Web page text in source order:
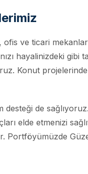
ve ticari
hayalinizdeki gibi
Konut
de
elde etmenizi
Portföyümüzde